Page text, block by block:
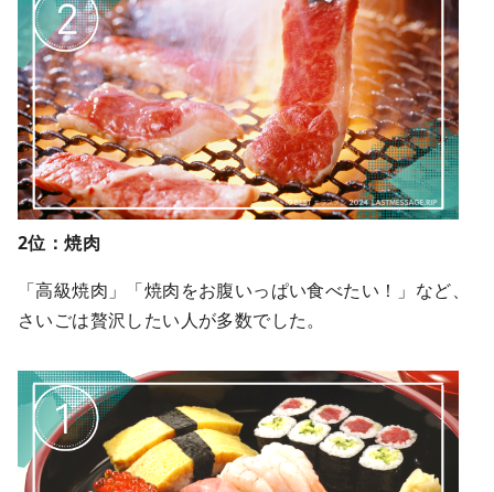
2位：焼肉
「高級焼肉」「焼肉をお腹いっぱい食べたい！」など、
さいごは贅沢したい人が多数でした。